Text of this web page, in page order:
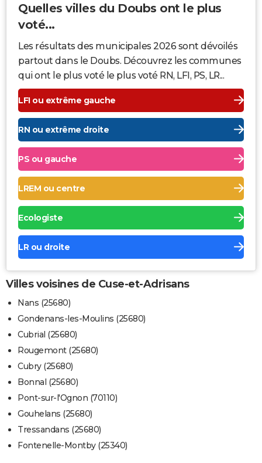
Quelles villes du Doubs ont le plus
voté...
Les résultats des municipales 2026 sont dévoilés
partout dans le Doubs. Découvrez les communes
qui ont le plus voté le plus voté RN, LFI, PS, LR...
LFI ou extrême gauche
RN ou extrême droite
PS ou gauche
LREM ou centre
Ecologiste
LR ou droite
Villes voisines de Cuse-et-Adrisans
Nans (25680)
Gondenans-les-Moulins (25680)
Cubrial (25680)
Rougemont (25680)
Cubry (25680)
Bonnal (25680)
Pont-sur-l'Ognon (70110)
Gouhelans (25680)
Tressandans (25680)
Fontenelle-Montby (25340)